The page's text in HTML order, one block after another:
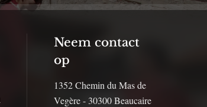
Neem contact
op
1352 Chemin du Mas de
Vegère - 30300 Beaucaire